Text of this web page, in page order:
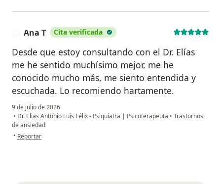
Ana T Cita verificada
Desde que estoy consultando con el Dr. Elías
me he sentido muchísimo mejor, me he
conocido mucho más, me siento entendida y
escuchada. Lo recomiendo hartamente.
9 de julio de 2026
• Dr. Elias Antonio Luis Félix - Psiquiatra | Psicoterapeuta • Trastornos
de ansiedad
• en opinión del usuario Ana T
Reportar